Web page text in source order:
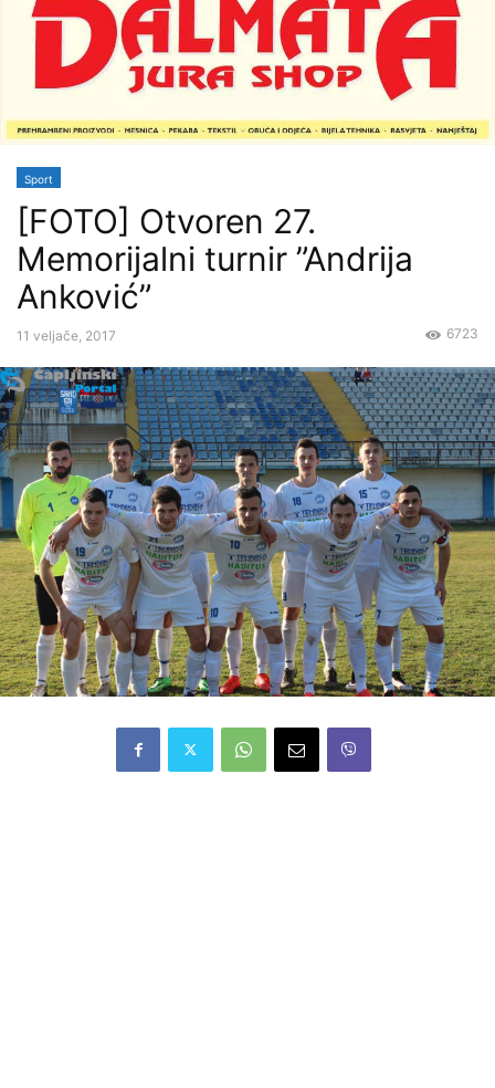
Sport
[FOTO] Otvoren 27.
Memorijalni turnir ”Andrija
Anković”
11 veljače, 2017 6723